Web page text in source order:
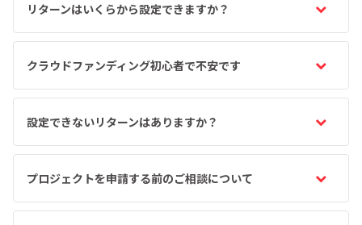
リターンはいくらから設定できますか？
クラウドファンディング初心者で不安です
設定できないリターンはありますか？
プロジェクトを申請する前のご相談について